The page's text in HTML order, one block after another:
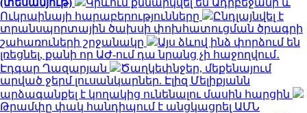
Ուկրաինայի հարաբերությունները
Ընդլայնվել է
տրանսպորտային ծախսի փոխհատուցման ծրագրի
շահառուների շրջանակը
Այս ձևով ինձ փորձում են
լռեցնել, քանի որ ԱԺ-ում դա նրանց չի հաջողվում․
Էդգար Ղազարյան
Ծաղկեփնջեր, մեքենայում
արված ջերմ լուսանկարներ. Էլիզ Մելիքյանն
արձագանքել է կողակից ունենալու մասին հարցին
Թրամփը փակ հանդիպում է անցկացրել ԱՄՆ